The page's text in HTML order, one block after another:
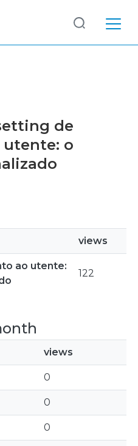
de
o
views
ao utente:
122
views
0
0
0